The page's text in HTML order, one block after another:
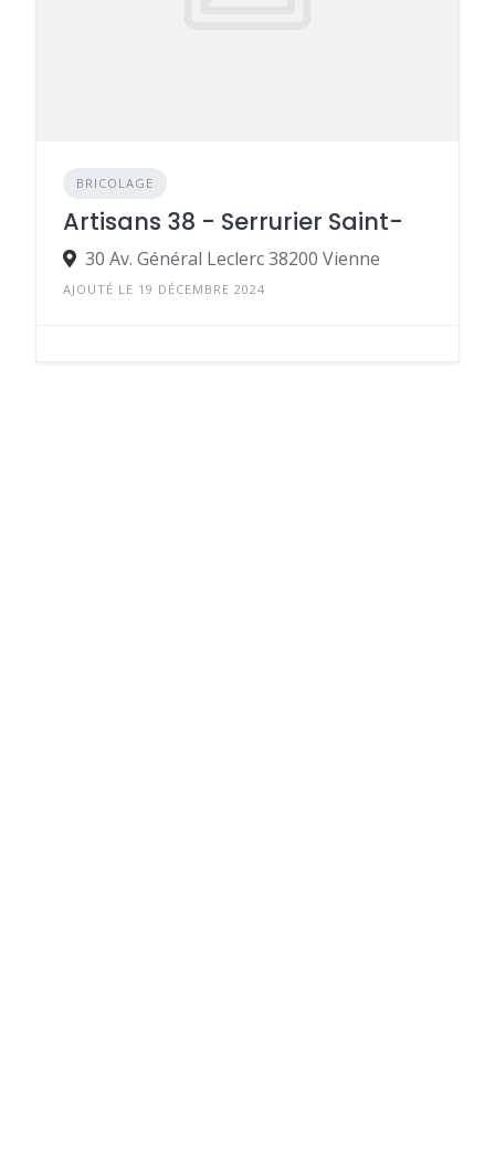
BRICOLAGE
Artisans 38 - Serrurier Saint-
30 Av. Général Leclerc 38200 Vienne
AJOUTÉ LE 19 DÉCEMBRE 2024